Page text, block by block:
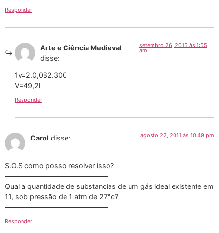
Responder
Arte e Ciência Medieval
disse:
setembro 26, 2015 às 1:55
am
1v=2.0,082.300
V=49,2l
Responder
Carol disse: agosto 22, 2011 às 10:49 pm
S.O.S como posso resolver isso?
———————————————
Qual a quantidade de substancias de um gás ideal existente em
11, sob pressão de 1 atm de 27°c?
———————————————
Responder